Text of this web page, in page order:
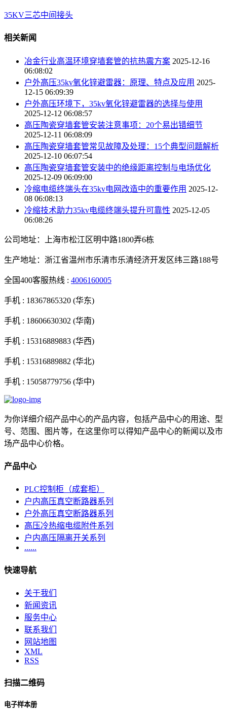
35KV三芯中间接头
相关新闻
冶金行业高温环境穿墙套管的抗热震方案 2025-12-16
06:08:02
户外高压35kv氧化锌避雷器：原理、特点及应用 2025-
12-15 06:09:39
户外高压环境下，35kv氧化锌避雷器的选择与使用
2025-12-12 06:08:57
高压陶瓷穿墙套管安装注意事项：20个易出错细节
2025-12-11 06:08:09
高压陶瓷穿墙套管常见故障及处理：15个典型问题解析
2025-12-10 06:07:54
高压陶瓷穿墙套管安装中的绝缘距离控制与电场优化
2025-12-09 06:09:00
冷缩电缆终端头在35kv电网改造中的重要作用 2025-12-
08 06:08:13
冷缩技术助力35kv电缆终端头提升可靠性 2025-12-05
06:08:26
公司地址：上海市松江区明中路1800弄6栋
生产地址：浙江省温州市乐清市乐清经济开发区纬三路188号
全国400客服热线 : 4006160005
手机 : 18367865320 (华东)
手机 : 18606630302 (华南)
手机 : 15316889883 (华西)
手机 : 15316889882 (华北)
手机 : 15058779756 (华中)
为你详细介绍产品中心的产品内容，包括产品中心的用途、型
号、范围、图片等，在这里你可以得知产品中心的新闻以及市
场产品中心价格。
产品中心
PLC控制柜（成套柜）
户内高压真空断路器系列
户外高压真空断路器系列
高压冷热缩电缆附件系列
户内高压隔离开关系列
......
快速导航
关于我们
新闻资讯
服务中心
联系我们
网站地图
XML
RSS
扫描二维码
电子样本册